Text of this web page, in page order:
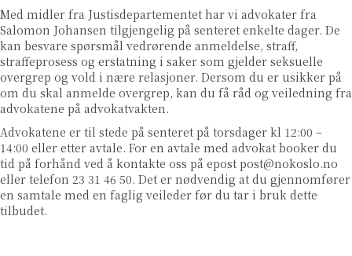
Med midler fra Justisdepartementet har vi advokater fra
Salomon Johansen tilgjengelig på senteret enkelte dager. De
kan besvare spørsmål vedrørende anmeldelse, straff,
straffeprosess og erstatning i saker som gjelder seksuelle
overgrep og vold i nære relasjoner. Dersom du er usikker på
om du skal anmelde overgrep, kan du få råd og veiledning fra
advokatene på advokatvakten.
Advokatene er til stede på senteret på torsdager kl 12:00 –
14:00 eller etter avtale. For en avtale med advokat booker du
tid på forhånd ved å kontakte oss på epost post@nokoslo.no
eller telefon 23 31 46 50. Det er nødvendig at du gjennomfører
en samtale med en faglig veileder før du tar i bruk dette
tilbudet.